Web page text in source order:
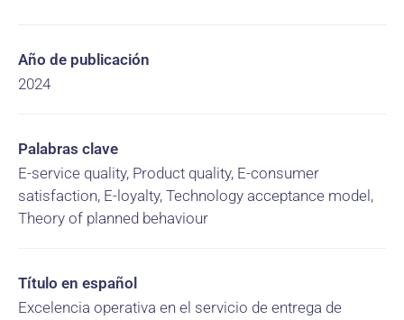
Año de publicación
2024
Palabras clave
E-service quality, Product quality, E-consumer
satisfaction, E-loyalty, Technology acceptance model,
Theory of planned behaviour
Título en español
Excelencia operativa en el servicio de entrega de